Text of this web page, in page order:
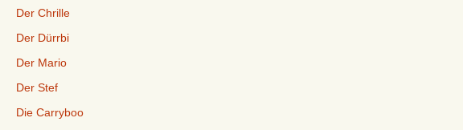
Der Chrille
Der Dürrbi
Der Mario
Der Stef
Die Carryboo